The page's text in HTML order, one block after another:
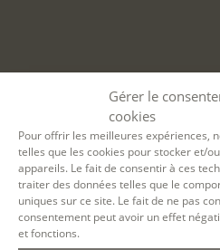
Gérer le
cookies
Pour offrir les meilleures expériences,
telles que les cookies pour stocker et/
appareils. Le fait de consentir à ces
traiter des données telles que le
uniques sur ce site. Le fait de ne pas
consentement peut avoir un effet
et fonctions.
Filtrer